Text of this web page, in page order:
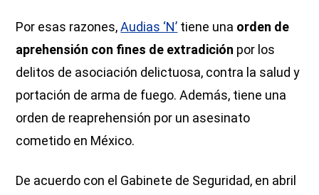
Por esas razones,Audias ‘N’ tiene una orden de
aprehensión con fines de extradición por los
delitos de asociación delictuosa, contra la salud y
portación de arma de fuego. Además, tiene una
orden de reaprehensión por un asesinato
cometido en México.
De acuerdo con el Gabinete de Seguridad, en abril